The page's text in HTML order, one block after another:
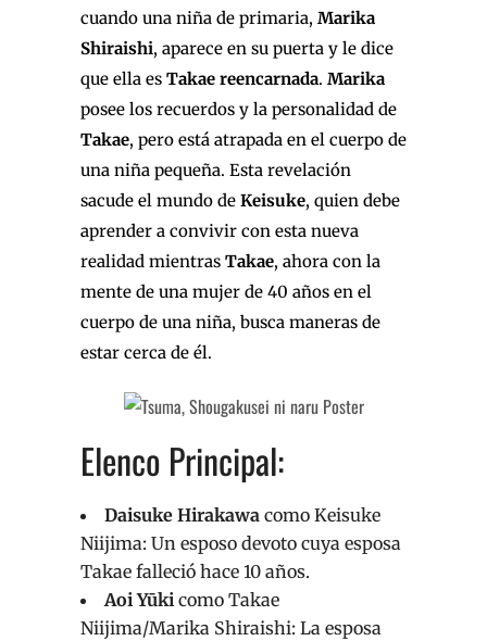
cuando una niña de primaria, Marika
Shiraishi, aparece en su puerta y le dice
que ella es Takae reencarnada. Marika
posee los recuerdos y la personalidad de
Takae, pero está atrapada en el cuerpo de
una niña pequeña. Esta revelación
sacude el mundo de Keisuke, quien debe
aprender a convivir con esta nueva
realidad mientras Takae, ahora con la
mente de una mujer de 40 años en el
cuerpo de una niña, busca maneras de
estar cerca de él.
Elenco Principal:
Daisuke Hirakawa como Keisuke
Niijima: Un esposo devoto cuya esposa
Takae falleció hace 10 años.
Aoi Yūki como Takae
Niijima/Marika Shiraishi: La esposa